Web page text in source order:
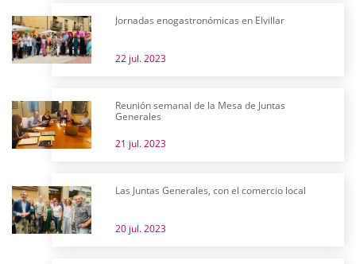
Jornadas enogastronómicas en Elvillar
22 jul. 2023
Reunión semanal de la Mesa de Juntas
Generales
21 jul. 2023
Las Juntas Generales, con el comercio local
20 jul. 2023